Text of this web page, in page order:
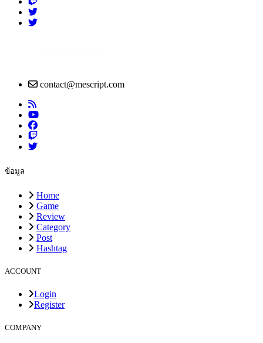
contact@mescript.com
ข้อมูล
Home
Game
Review
Category
Post
Hashtag
ACCOUNT
Login
Register
COMPANY